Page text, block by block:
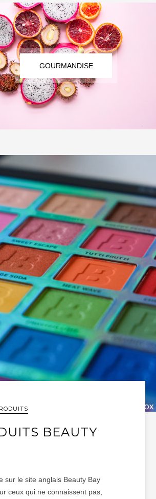
GOURMANDISE
BEAUTY
sur le site anglais Beauty Bay
ceux qui ne connaissent pas,